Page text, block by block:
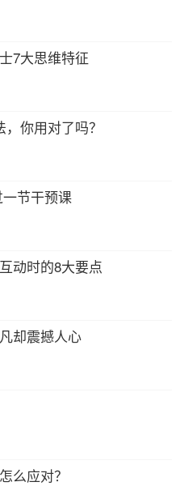
7大思维特征
你用对了吗？
节干预课
动时的8大要点
却震撼人心
么应对？